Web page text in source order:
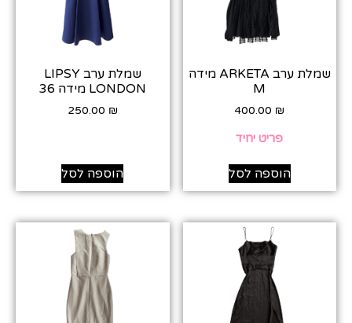
שמלת ערב ARKETA מידה
M
400.00 ₪
פריט יחיד
הוספה לסל
שמלת ערב LIPSY
LONDON מידה 36
250.00 ₪
הוספה לסל